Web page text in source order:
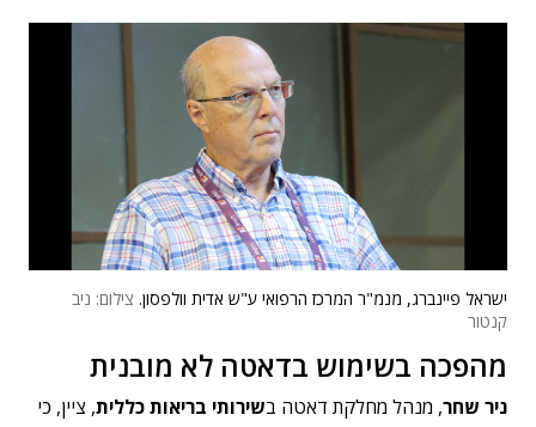
ישראל פיינברג, מנמ"ר המרכז הרפואי ע"ש אדית וולפסון. צילום: ניב
קנטור
מהפכה בשימוש בדאטה לא מובנית
ניר שחר, מנהל מחלקת דאטה בשירותי בריאות כללית, ציין, כי